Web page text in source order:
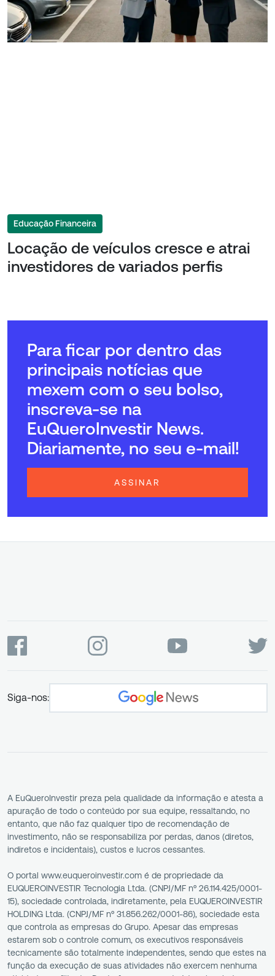
Educação Financeira
Locação de veículos cresce e atrai
investidores de variados perfis
Para ficar por dentro das
principais notícias que
mexem com o seu bolso,
inscreva-se na
EuQueroInvestir News.
Diariamente, no seu e-mail!
ASSINAR
Siga-nos:
A EuQueroInvestir preza pela qualidade da informação e atesta a
apuração de todo o conteúdo por sua equipe, ressaltando, no
entanto, que não faz qualquer tipo de recomendação de
investimento, não se responsabiliza por perdas, danos (diretos,
indiretos e incidentais), custos e lucros cessantes.
O portal www.euqueroinvestir.com é de propriedade da
EUQUEROINVESTIR Tecnologia Ltda. (CNPJ/MF nº 26.114.425/0001-
15), sociedade controlada, indiretamente, pela EUQUEROINVESTIR
HOLDING Ltda. (CNPJ/MF nº 31.856.262/0001-86), sociedade esta
que controla as empresas do Grupo. Apesar das empresas
estarem sob o controle comum, os executivos responsáveis
tecnicamente são totalmente independentes, sendo que estes na
função da execução de suas atividades não exercem nenhuma